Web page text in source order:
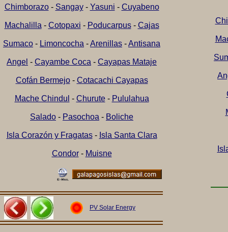
PV Solar Energy
Chimborazo- Sangay- Yasuni - Cuyabeno
Machalilla - Cotopaxi - Poducarpus- Cajas
Sumaco - Limoncocha -Arenillas -Antisana
Angel - Cayambe Coca - Cayapas Mataje
Cofán Bermejo- Cotacachi Cayapas
Mache Chindul - Churute- Pululahua
Salado - Pasochoa - Boliche
Isla Corazón y Fragatas- Isla Santa Clara
Condor- Muisne